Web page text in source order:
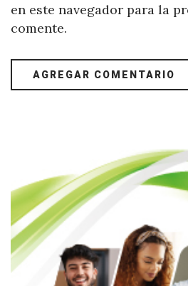
en este navegador para la
comente.